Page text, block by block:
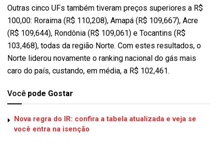
Outras cinco UFs também tiveram preços superiores a R$
100,00: Roraima (R$ 110,208), Amapá (R$ 109,667), Acre
(R$ 109,644), Rondônia (R$ 109,061) e Tocantins (R$
103,468), todas da região Norte. Com estes resultados, o
Norte liderou novamente o ranking nacional do gás mais
caro do país, custando, em média, a R$ 102,461.
Você pode Gostar
Nova regra do IR: confira a tabela atualizada e veja se
você entra na isenção